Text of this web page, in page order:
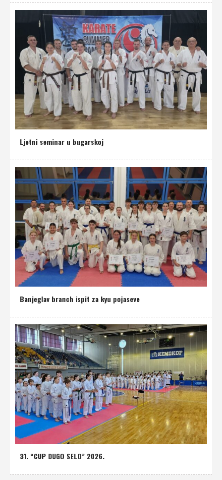
Ljetni seminar u bugarskoj
Banjeglav branch ispit za kyu pojaseve
31. “CUP DUGO SELO” 2026.